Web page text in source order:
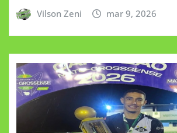
Vilson Zeni mar 9, 2026